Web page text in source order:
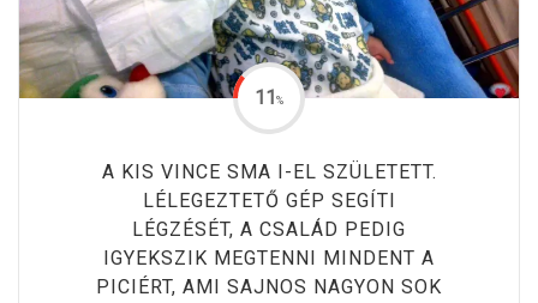
A KIS VINCE SMA I-EL SZÜLETETT.
LÉLEGEZTETŐ GÉP SEGÍTI
LÉGZÉSÉT, A CSALÁD PEDIG
IGYEKSZIK MEGTENNI MINDENT A
PICIÉRT, AMI SAJNOS NAGYON SOK
11%